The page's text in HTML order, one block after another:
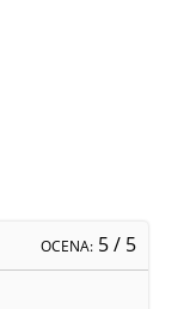
OCENA: 5/ 5